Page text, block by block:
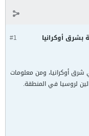
#1 بشرق أوكرانيا
شرق أوكرانيا، ومن معلومات
لروسيا في المنطقة.